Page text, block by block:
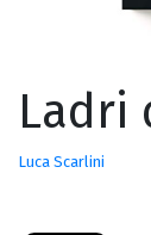
Ladri
Luca Scarlini